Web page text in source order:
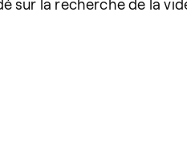
sur la recherche de la